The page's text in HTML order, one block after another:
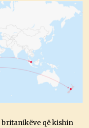
britanikëve që kishin